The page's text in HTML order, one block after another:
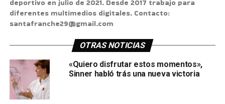
deportivo en julio de 2021. Desde 2017 trabajo para
diferentes multimedios digitales. Contacto:
santafranche29@gmail.com
OTRAS NOTICIAS
«Quiero disfrutar estos momentos»,
Sinner habló trás una nueva victoria